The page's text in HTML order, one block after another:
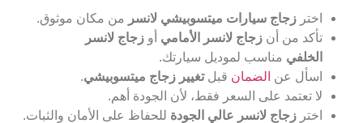
اختر زجاج سيارات ميتسوبيشي لانسر من مكان موثوق.
تأكد من أن زجاج لانسر الأمامي أو زجاج لانسر
الخلفي مناسب لموديل سيارتك.
اسأل عن الضمان قبلتغيير زجاج ميتسوبيشي.
لا تعتمد على السعر فقط، لأن الجودة أهم.
اختر زجاج لانسر عالي الجودة للحفاظ على الأمان والثبات.